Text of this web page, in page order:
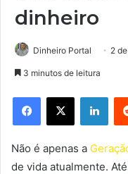
dinheiro
Dinheiro Portal 2
3 minutos de leitura
Facebook
X
Não é apenas a
de vida atualmente.